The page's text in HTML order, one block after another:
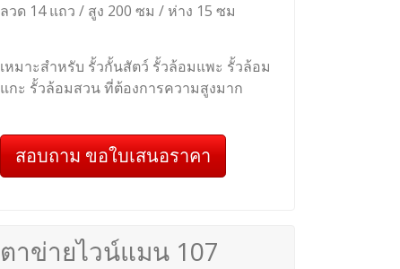
ลวด 14 แถว / สูง 200 ซม / ห่าง 15 ซม
เหมาะสำหรับ รั้วกั้นสัตว์ รั้วล้อมแพะ รั้วล้อม
แกะ รั้วล้อมสวน ที่ต้องการความสูงมาก
สอบถาม ขอใบเสนอราคา
ตาข่ายไวน์แมน 107